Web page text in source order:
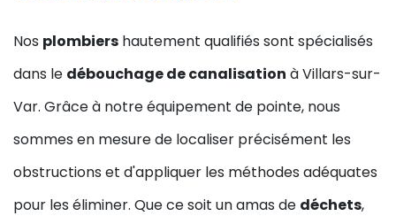
Nos plombiers hautement qualifiés sont spécialisés
dans le débouchage de canalisation à Villars-sur-
Var. Grâce à notre équipement de pointe, nous
sommes en mesure de localiser précisément les
obstructions et d'appliquer les méthodes adéquates
pour les éliminer. Que ce soit un amas de déchets,